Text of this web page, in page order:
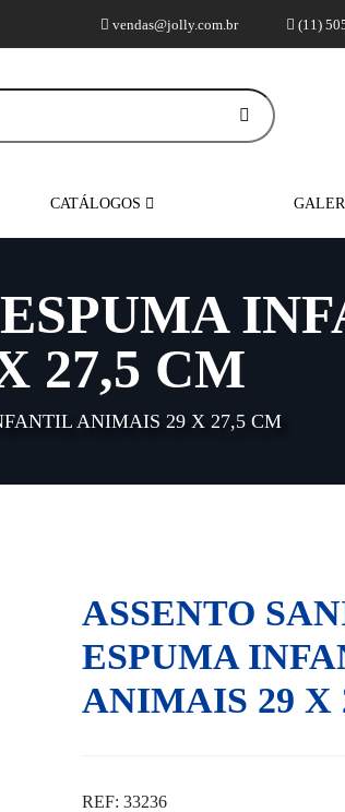
vendas@jolly.com.br (11)
CATÁLOGOS
27,5 CM
ANIMAIS 29 X 27,5 CM
ASSENTO
ESPUMA
ANIMAIS 29 X
REF: 33236